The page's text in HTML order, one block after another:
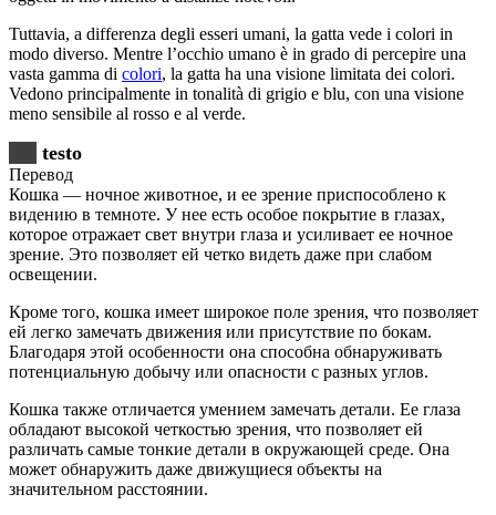
Tuttavia, a differenza degli esseri umani, la gatta vede i colori in
modo diverso. Mentre l’occhio umano è in grado di percepire una
vasta gamma di colori, la gatta ha una visione limitata dei colori.
Vedono principalmente in tonalità di grigio e blu, con una visione
meno sensibile al rosso e al verde.
testo
Перевод
Кошка — ночное животное, и ее зрение приспособлено к
видению в темноте. У нее есть особое покрытие в глазах,
которое отражает свет внутри глаза и усиливает ее ночное
зрение. Это позволяет ей четко видеть даже при слабом
освещении.
Кроме того, кошка имеет широкое поле зрения, что позволяет
ей легко замечать движения или присутствие по бокам.
Благодаря этой особенности она способна обнаруживать
потенциальную добычу или опасности с разных углов.
Кошка также отличается умением замечать детали. Ее глаза
обладают высокой четкостью зрения, что позволяет ей
различать самые тонкие детали в окружающей среде. Она
может обнаружить даже движущиеся объекты на
значительном расстоянии.